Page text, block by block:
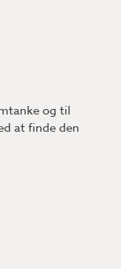
og til
at finde den